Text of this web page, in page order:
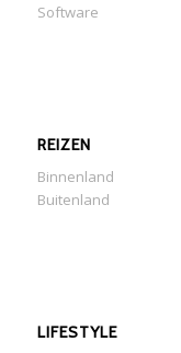
Software
REIZEN
Binnenland
Buitenland
LIFESTYLE